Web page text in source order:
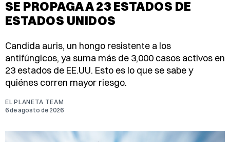
SE PROPAGA A 23 ESTADOS DE
ESTADOS UNIDOS
Candida auris, un hongo resistente a los
antifúngicos, ya suma más de 3,000 casos activos en
23 estados de EE.UU. Esto es lo que se sabe y
quiénes corren mayor riesgo.
EL PLANETA TEAM
6 de agosto de 2026